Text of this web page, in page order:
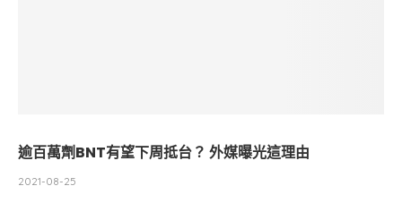
逾百萬劑BNT有望下周抵台？ 外媒曝光這理由
2021-08-25